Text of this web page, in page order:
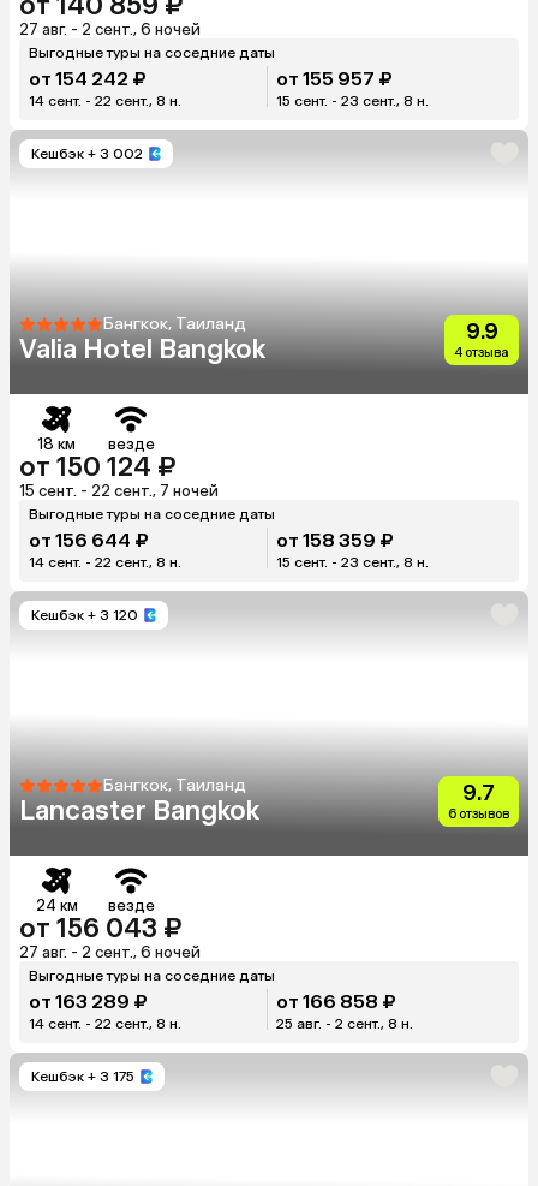
27 авг. - 2 сент., 6 ночей
Выгодные туры на соседние даты
от 154 242 ₽
14 сент. - 22 сент., 8 н.
от 155 957 ₽
15 сент. - 23 сент., 8 н.
Кешбэк + 3 002
Бангкок, Таиланд
Valia Hotel Bangkok
9.9
4 отзыва
18 км везде
от 150 124 ₽
15 сент. - 22 сент., 7 ночей
Выгодные туры на соседние даты
от 156 644 ₽
14 сент. - 22 сент., 8 н.
от 158 359 ₽
15 сент. - 23 сент., 8 н.
Кешбэк + 3 120
Бангкок, Таиланд
Lancaster Bangkok
9.7
6 отзывов
24 км везде
от 156 043 ₽
27 авг. - 2 сент., 6 ночей
Выгодные туры на соседние даты
от 163 289 ₽
14 сент. - 22 сент., 8 н.
от 166 858 ₽
25 авг. - 2 сент., 8 н.
Кешбэк + 3 175